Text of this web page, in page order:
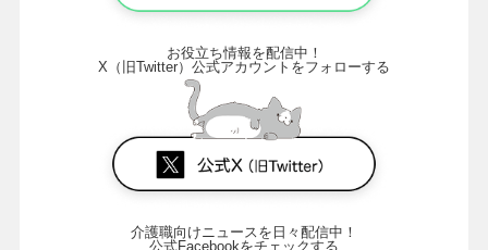
お役立ち情報を配信中！
X（旧Twitter）公式アカウントをフォローする
介護職向けニュースを日々配信中！
公式Facebookをチェックする